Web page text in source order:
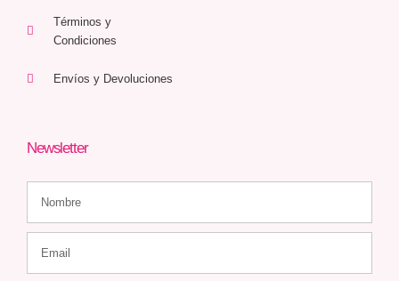
Términos y
Condiciones
Envíos y Devoluciones
Newsletter